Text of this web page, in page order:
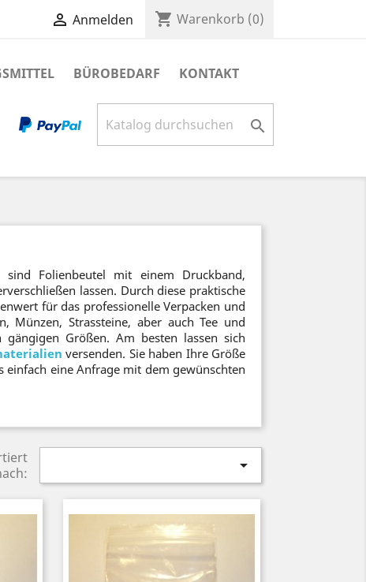
 Anmelden shopping_cart Warenkorb (0)
BÜROBEDARF KONTAKT

sind Folienbeutel mit einem Druckband,
lassen. Durch diese praktische
für das professionelle Verpacken und
Münzen, Strassteine, aber auch Tee und
Größen. Am besten lassen sich
versenden. Sie haben Ihre Größe
einfach eine Anfrage mit dem gewünschten
